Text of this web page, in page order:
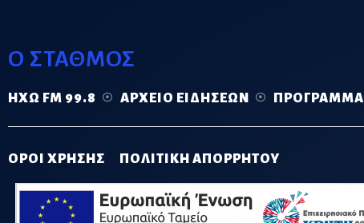
Ο ΣΤΑΘΜΟΣ
ΗΧΏ FM 99.8 ΑΡΧΕΊΟ ΕΙΔΉΣΕΩΝ ΠΡΌΓΡΑΜΜΑ
ΟΡΟΙ ΧΡΗΣΗΣ ΠΟΛΙΤΙΚΗ ΑΠΟΡΡΗΤΟΥ